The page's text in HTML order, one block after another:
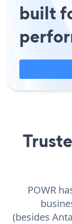
built
POWR
(besides